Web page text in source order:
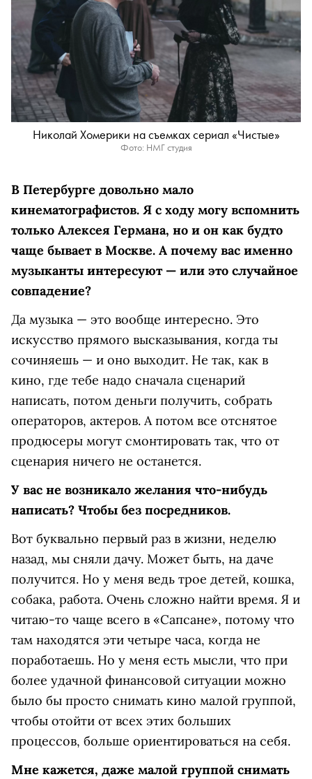
Николай Хомерики на съемках сериал «Чистые»
Фото: НМГ студия
В Петербурге довольно мало
кинематографистов. Я с ходу могу вспомнить
только Алексея Германа, но и он как будто
чаще бывает в Москве. А почему вас именно
музыканты интересуют — или это случайное
совпадение?
Да музыка — это вообще интересно. Это
искусство прямого высказывания, когда ты
сочиняешь — и оно выходит. Не так, как в
кино, где тебе надо сначала сценарий
написать, потом деньги получить, собрать
операторов, актеров. А потом все отснятое
продюсеры могут смонтировать так, что от
сценария ничего не останется.
У вас не возникало желания что-нибудь
написать? Чтобы без посредников.
Вот буквально первый раз в жизни, неделю
назад, мы сняли дачу. Может быть, на даче
получится. Но у меня ведь трое детей, кошка,
собака, работа. Очень сложно найти время. Я и
читаю-то чаще всего в «Сапсане», потому что
там находятся эти четыре часа, когда не
поработаешь. Но у меня есть мысли, что при
более удачной финансовой ситуации можно
было бы просто снимать кино малой группой,
чтобы отойти от всех этих больших
процессов, больше ориентироваться на себя.
Мне кажется, даже малой группой снимать